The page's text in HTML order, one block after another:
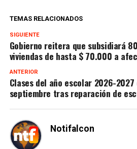
TEMAS RELACIONADOS
SIGUIENTE
Gobierno reitera que subsidiará
viviendas de hasta $ 70.000 a
ANTERIOR
Clases del año escolar 2026-
septiembre tras reparación de
Notifalcon